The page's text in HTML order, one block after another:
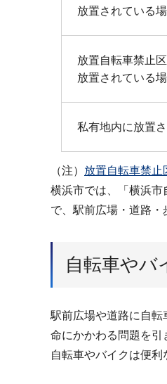
放置されている
放置自転車禁止
放置されている
私有地内に放置
（注） 放置自転車禁止
横浜市では、「横浜
で、駅前広場・道路・
自転車やバ
駅前広場や道路に自
命にかかわる問題を引
自転車やバイクは便利